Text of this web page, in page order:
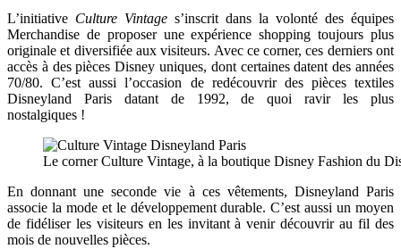
L’initiative Culture Vintage s’inscrit dans la volonté des équipes
Merchandise de proposer une expérience shopping toujours plus
originale et diversifiée aux visiteurs. Avec ce corner, ces derniers ont
accès à des pièces Disney uniques, dont certaines datent des années
70/80. C’est aussi l’occasion de redécouvrir des pièces textiles
Disneyland Paris datant de 1992, de quoi ravir les plus
nostalgiques !
Le corner Culture Vintage, à la boutique Disney Fashion du
En donnant une seconde vie à ces vêtements, Disneyland Paris
associe la mode et le développement durable. C’est aussi un moyen
de fidéliser les visiteurs en les invitant à venir découvrir au fil des
mois de nouvelles pièces.